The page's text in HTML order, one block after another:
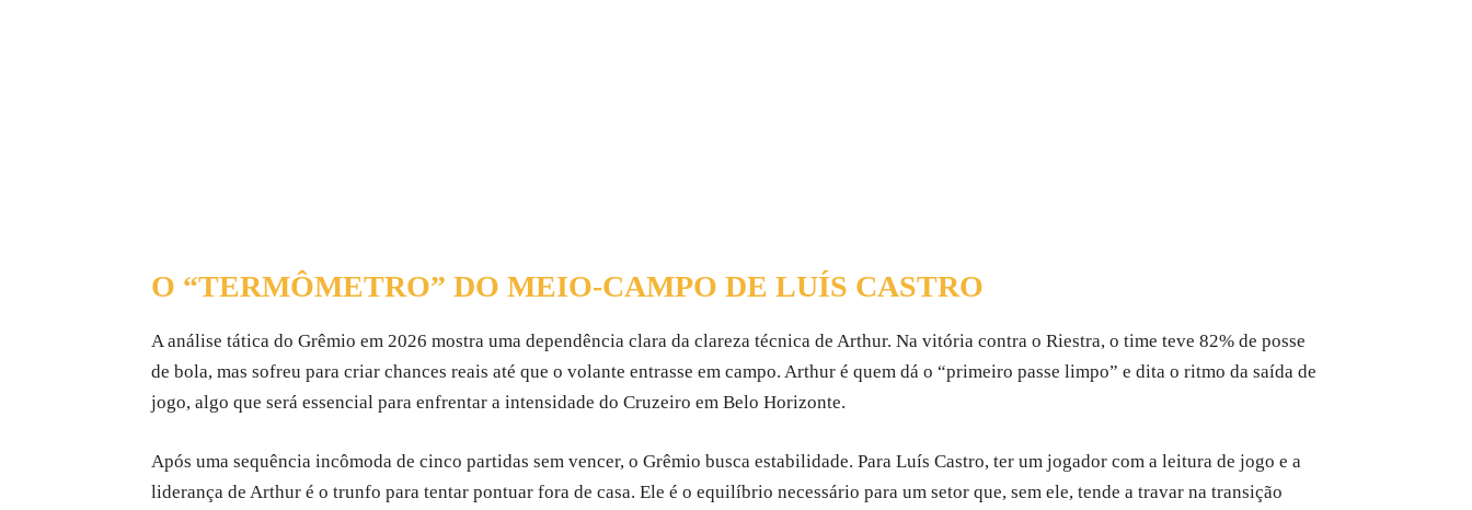
O “TERMÔMETRO” DO MEIO-CAMPO DE LUÍS CASTRO
A análise tática do Grêmio em 2026 mostra uma dependência clara da clareza técnica de Arthur. Na vitória contra o Riestra, o time teve 82% de posse
de bola, mas sofreu para criar chances reais até que o volante entrasse em campo. Arthur é quem dá o “primeiro passe limpo” e dita o ritmo da saída de
jogo, algo que será essencial para enfrentar a intensidade do Cruzeiro em Belo Horizonte.
Após uma sequência incômoda de cinco partidas sem vencer, o Grêmio busca estabilidade. Para Luís Castro, ter um jogador com a leitura de jogo e a
liderança de Arthur é o trunfo para tentar pontuar fora de casa. Ele é o equilíbrio necessário para um setor que, sem ele, tende a travar na transição